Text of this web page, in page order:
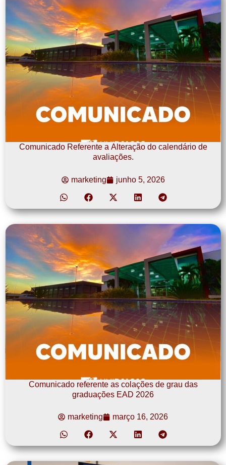
Comunicado Referente a Alteração do calendário de
avaliações.
marketing junho 5, 2026
Comunicado referente as colações de grau das
graduações EAD 2026
marketing março 16, 2026